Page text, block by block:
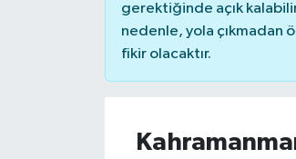
gerektiğinde açık
nedenle, yola çıkmadan
fikir olacaktır.